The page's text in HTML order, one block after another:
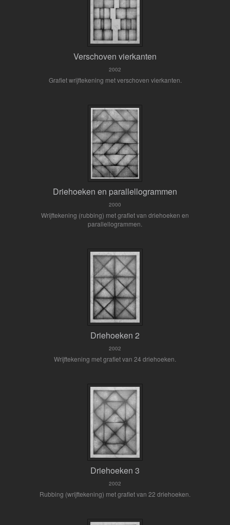
Verschoven vierkanten
2002
Grafiet wrijftekening met verschoven vierkanten.
Driehoeken en parallellogrammen
2000
Wrijftekening (rubbing) met grafiet van driehoeken en
parallellogrammen.
Driehoeken 2
2002
Wrijftekening met grafiet van 24 driehoeken.
Driehoeken 3
2002
Rubbing (wrijftekening) met grafiet van 22 driehoeken.